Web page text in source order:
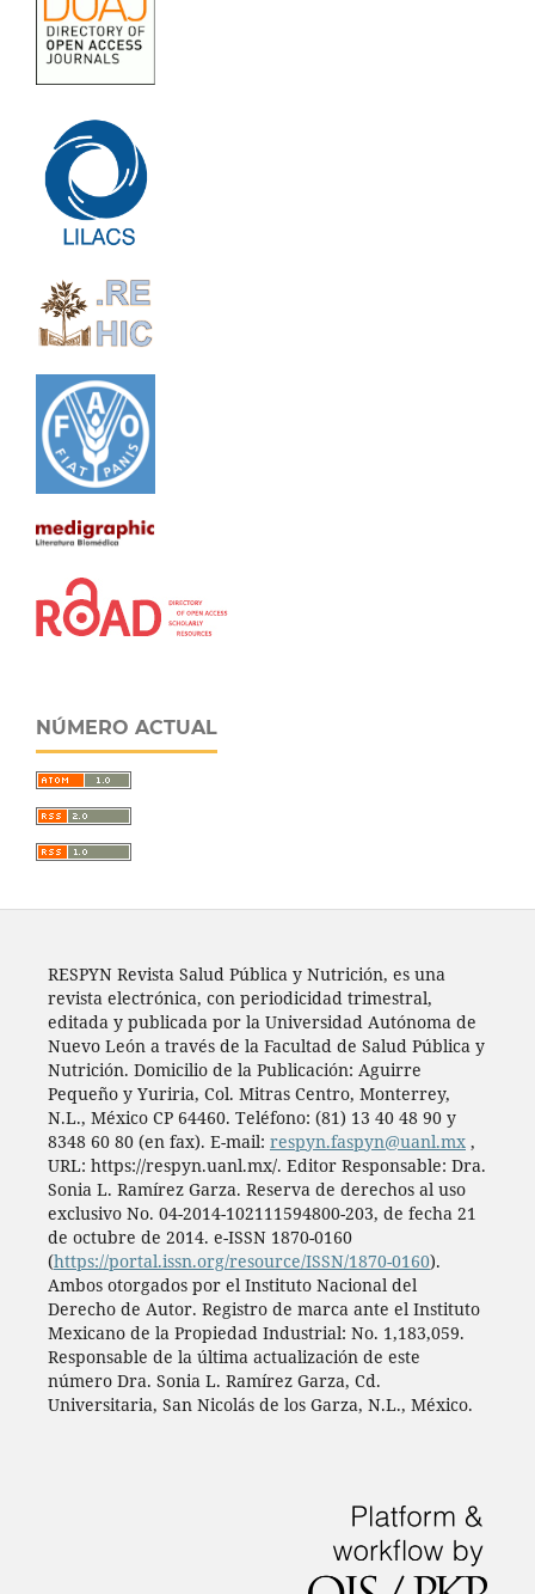
NÚMERO ACTUAL
RESPYN Revista Salud Pública y Nutrición, es una
revista electrónica, con periodicidad trimestral,
editada y publicada por la Universidad Autónoma de
Nuevo León a través de la Facultad de Salud Pública y
Nutrición. Domicilio de la Publicación: Aguirre
Pequeño y Yuriria, Col. Mitras Centro, Monterrey,
N.L., México CP 64460. Teléfono: (81) 13 40 48 90 y
8348 60 80 (en fax). E-mail: respyn.faspyn@uanl.mx,
URL: https://respyn.uanl.mx/. Editor Responsable: Dra.
Sonia L. Ramírez Garza. Reserva de derechos al uso
exclusivo No. 04-2014-102111594800-203, de fecha 21
de octubre de 2014. e-ISSN 1870-0160
(https://portal.issn.org/resource/ISSN/1870-0160).
Ambos otorgados por el Instituto Nacional del
Derecho de Autor. Registro de marca ante el Instituto
Mexicano de la Propiedad Industrial: No. 1,183,059.
Responsable de la última actualización de este
número Dra. Sonia L. Ramírez Garza, Cd.
Universitaria, San Nicolás de los Garza, N.L., México.